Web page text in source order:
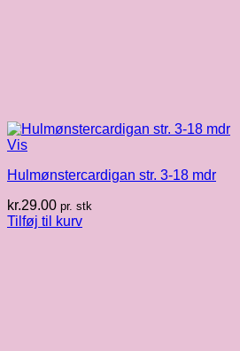
Vis
Hulmønstercardigan str. 3-18 mdr
kr.29.00 pr. stk
Tilføj til kurv